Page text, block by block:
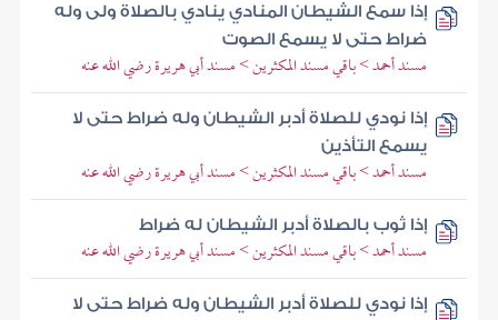
إذا سمع الشيطان المنادي ينادي بالصلاة ولى وله
ضراط حتى لا يسمع الصوت
مسند أحمد > باقي مسند المكثرين > مسند أبي هريرة رضي الله عنه
إذا نودي للصلاة أدبر الشيطان وله ضراط حتى لا
يسمع التأذين
مسند أحمد > باقي مسند المكثرين > مسند أبي هريرة رضي الله عنه
إذا ثوب بالصلاة أدبر الشيطان له ضراط
مسند أحمد > باقي مسند المكثرين > مسند أبي هريرة رضي الله عنه
إذا نودي للصلاة أدبر الشيطان وله ضراط حتى لا